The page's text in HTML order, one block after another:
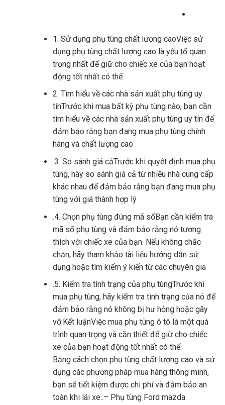
1. Sử dụng phụ tùng chất lượng caoViệc sử
dụng phụ tùng chất lượng cao là yếu tố quan
trọng nhất để giữ cho chiếc xe của bạn hoạt
động tốt nhất có thể.
2. Tìm hiểu về các nhà sản xuất phụ tùng uy
tínTrước khi mua bất kỳ phụ tùng nào, bạn cần
tìm hiểu về các nhà sản xuất phụ tùng uy tín để
đảm bảo rằng bạn đang mua phụ tùng chính
hãng và chất lượng cao
.3. So sánh giá cảTrước khi quyết định mua phụ
tùng, hãy so sánh giá cả từ nhiều nhà cung cấp
khác nhau để đảm bảo rằng bạn đang mua phụ
tùng với giá thành hợp lý
.4. Chọn phụ tùng đúng mã sốBạn cần kiểm tra
mã số phụ tùng và đảm bảo rằng nó tương
thích với chiếc xe của bạn. Nếu không chắc
chắn, hãy tham khảo tài liệu hướng dẫn sử
dụng hoặc tìm kiếm ý kiến ​​từ các chuyên gia
.5. Kiểm tra tình trạng của phụ tùngTrước khi
mua phụ tùng, hãy kiểm tra tình trạng của nó để
đảm bảo rằng nó không bị hư hỏng hoặc gãy
vỡ.Kết luậnViệc mua phụ tùng ô tô là một quá
trình quan trọng và cần thiết để giữ cho chiếc
xe của bạn hoạt động tốt nhất có thể.
Bằng cách chọn phụ tùng chất lượng cao và sử
dụng các phương pháp mua hàng thông minh,
bạn sẽ tiết kiệm được chi phí và đảm bảo an
toàn khi lái xe..– Phụ tùng Ford mazda